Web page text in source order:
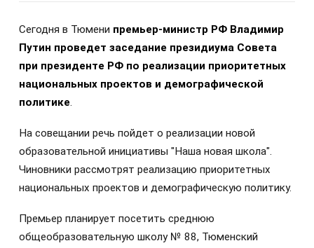
Сегодня в Тюмени премьер-министр РФ Владимир
Путин проведет заседание президиума Совета
при президенте РФ по реализации приоритетных
национальных проектов и демографической
политике.
На совещании речь пойдет о реализации новой
образовательной инициативы "Наша новая школа".
Чиновники рассмотрят реализацию приоритетных
национальных проектов и демографическую политику.
Премьер планирует посетить среднюю
общеобразовательную школу № 88, Тюменский